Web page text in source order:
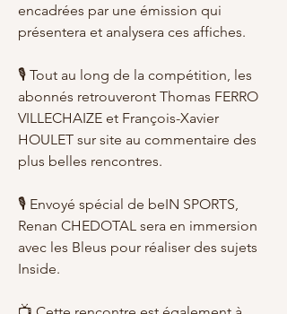
encadrées par une émission qui
présentera et analysera ces affiches.
🎙️ Tout au long de la compétition, les
abonnés retrouveront Thomas FERRO
VILLECHAIZE et François-Xavier
HOULET sur site au commentaire des
plus belles rencontres.
🎙️ Envoyé spécial de beIN SPORTS,
Renan CHEDOTAL sera en immersion
avec les Bleus pour réaliser des sujets
Inside.